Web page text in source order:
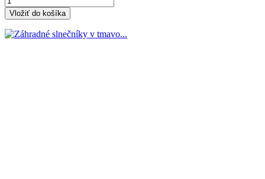
Vložiť do košíka